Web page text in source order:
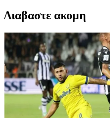
Διαβαστε ακομη